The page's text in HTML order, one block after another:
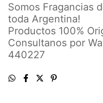
Somos Fragancias
toda Argentina!
Productos 100%
Consultanos por
440227